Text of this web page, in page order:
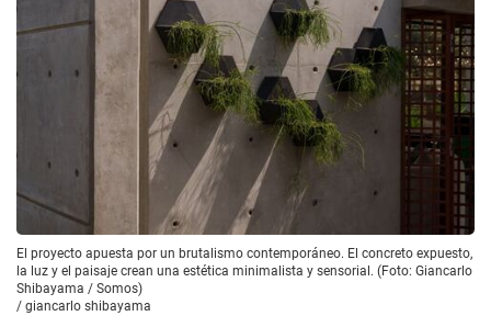
El proyecto apuesta por un brutalismo contemporáneo. El concreto expuesto,
la luz y el paisaje crean una estética minimalista y sensorial. (Foto: Giancarlo
Shibayama / Somos)
/ giancarlo shibayama